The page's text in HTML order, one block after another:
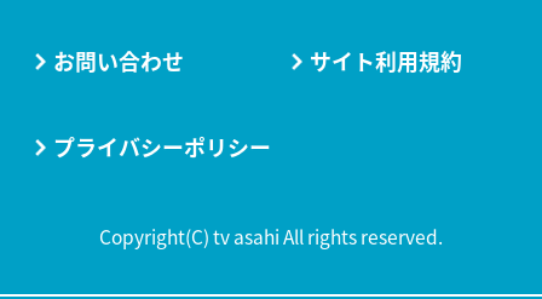
お問い合わせ サイト利用規約
プライバシーポリシー
Copyright(C) tv asahi All rights reserved.